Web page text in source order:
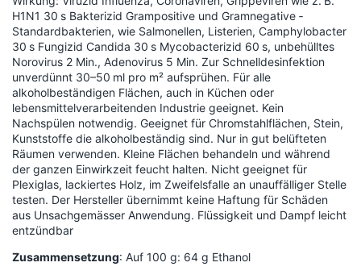
H1N1 30 s Bakterizid Grampositive und Gramnegative ­
Standardbakterien, wie Salmonellen, ­Listerien, Camphylobacter
30 s Fungizid Candida 30 s Mycobacterizid 60 s, unbehülltes
Norovirus 2 Min., Adenovirus 5 Min. Zur Schnelldesinfektion
unverdünnt 30–50 ml pro m² aufsprühen. Für alle
alkoholbeständigen Flächen, auch in Küchen oder
lebensmittelverarbeitenden Industrie geeignet. Kein
Nachspülen notwendig. Geeignet für Chromstahlflächen, Stein,
Kunststoffe die alkoholbeständig sind. Nur in gut belüfteten
Räumen verwenden. Kleine Flächen behandeln und während
der ganzen Einwirkzeit feucht halten. Nicht geeignet für
Plexiglas, lackiertes Holz, im Zweifelsfalle an unauffälliger Stelle
testen. Der Hersteller übernimmt keine Haftung für Schäden
aus Unsachgemässer Anwendung. Flüssigkeit und Dampf leicht
entzündbar
Zusammensetzung: Auf 100 g: 64 g Ethanol